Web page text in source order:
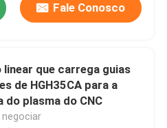
Fale Conosco
linear que carrega guias
de HGH35CA para a
do plasma do CNC
negociar